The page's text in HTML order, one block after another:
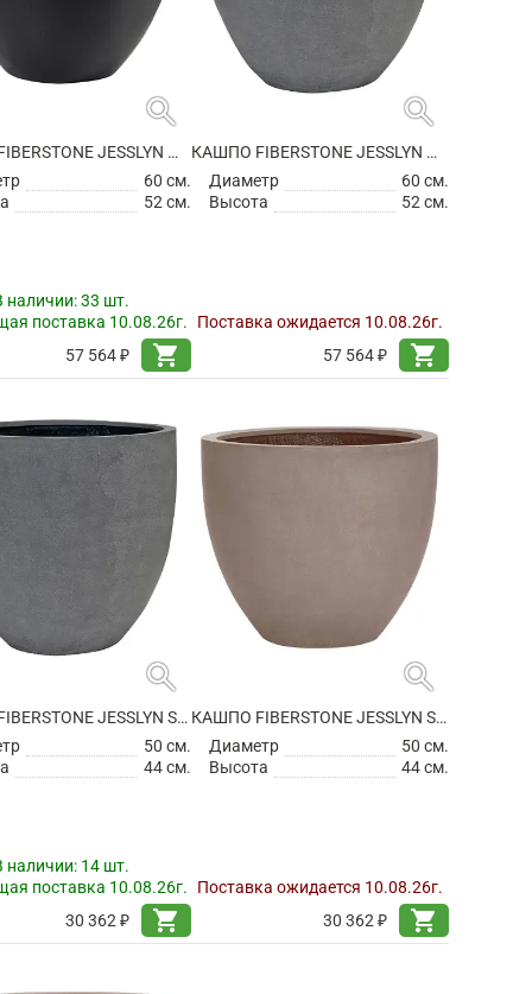
search
КАШПО FIBERSTONE JESSLYN M BLACK
60 см.
52 см.
наличии:33 шт.
поставка 10.08.26г.
57 564 ₽
shopping_cart
search
КАШПО FIBERSTONE JESSLYN M GREY
Диаметр
60 см.
Высота
52 см.
Поставка ожидается 10.08.26г.
57 564 ₽
shopping_cart
search
КАШПО FIBERSTONE JESSLYN S GREY
50 см.
44 см.
наличии: 14 шт.
поставка 10.08.26г.
30 362 ₽
shopping_cart
search
КАШПО FIBERSTONE JESSLYN S, TAUPE
Диаметр
50 см.
Высота
44 см.
Поставка ожидается 10.08.26г.
30 362 ₽
shopping_cart